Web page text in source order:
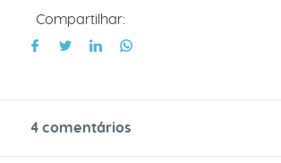
Compartilhar:
4 comentários